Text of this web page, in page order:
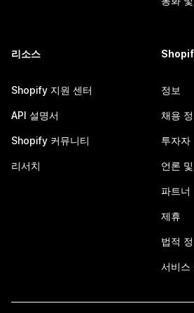
리소스
Shopify 지원 센터
API 설명서
Shopify 커뮤니티
리서치
정보
채용
투자자
언론
파트너
제휴
법적
서비스